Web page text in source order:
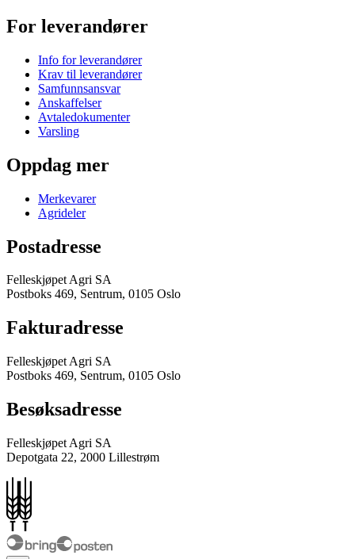
For leverandører
Info for leverandører
Krav til leverandører
Samfunnsansvar
Anskaffelser
Avtaledokumenter
Varsling
Oppdag mer
Merkevarer
Agrideler
Postadresse
Felleskjøpet Agri SA
Postboks 469, Sentrum, 0105 Oslo
Fakturadresse
Felleskjøpet Agri SA
Postboks 469, Sentrum, 0105 Oslo
Besøksadresse
Felleskjøpet Agri SA
Depotgata 22, 2000 Lillestrøm